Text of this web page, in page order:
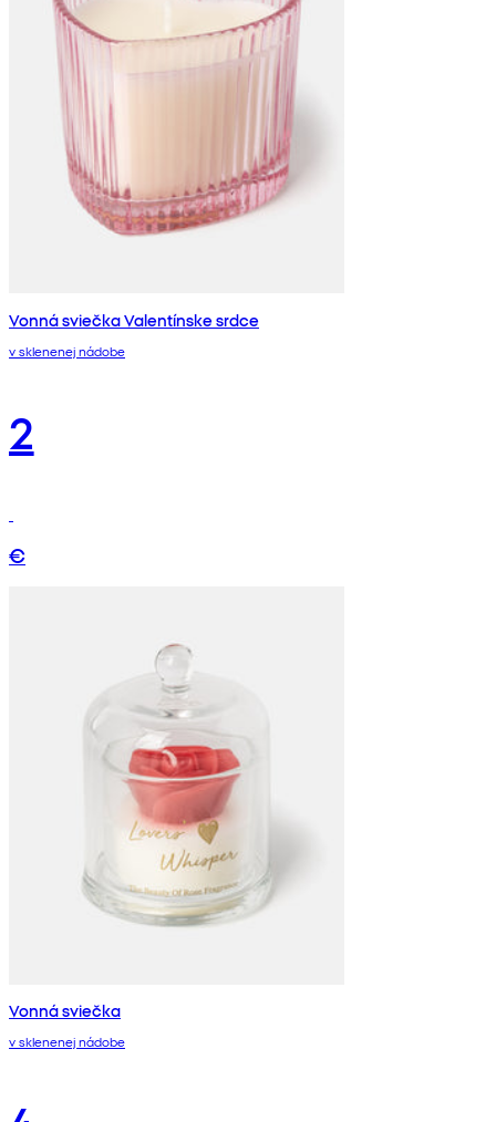
Vonná sviečka Valentínske srdce
v sklenenej nádobe
2
€
Vonná sviečka
v sklenenej nádobe